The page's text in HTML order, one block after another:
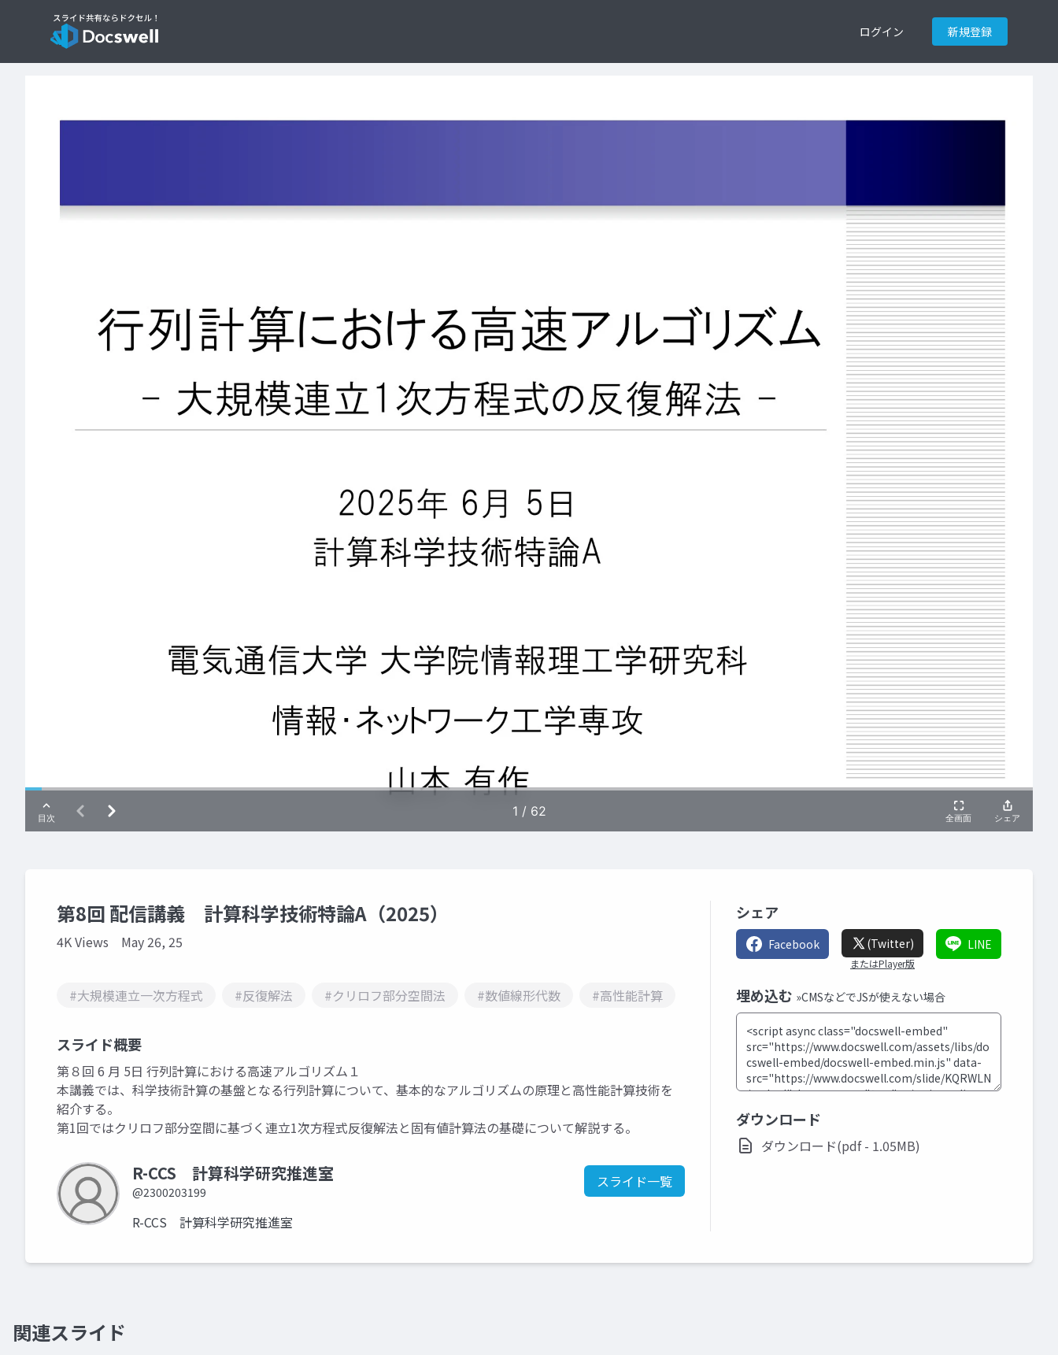
ログイン 新規登録
第8回 配信講義 計算科学技術特論A（2025）
4K Views May 26, 25
#大規模連立一次方程式 #反復解法 #クリロフ部分空間法 #数値線形代数 #高性能計算
スライド概要
第８回 6 月 5日 行列計算における高速アルゴリズム１
本講義では、科学技術計算の基盤となる行列計算について、基本的なアルゴリズムの原理と高性能計算技術を
紹介する。
第1回ではクリロフ部分空間に基づく連立1次方程式反復解法と固有値計算法の基礎について解説する。
R-CCS 計算科学研究推進室
@2300203199
スライド一覧
R-CCS 計算科学研究推進室
シェア
Facebook (Twitter)
またはPlayer版
LINE
埋め込む »CMSなどでJSが使えない場合
ダウンロード
ダウンロード(pdf - 1.05MB)
関連スライド